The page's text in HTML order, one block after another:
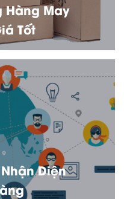
Hàng May
Tốt
Diện